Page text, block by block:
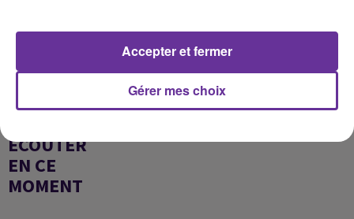
L’olympia
Masteredbit 48khz
ÉCOUTER
EN CE
MOMENT
Gérer mes choix
Accepter et fermer